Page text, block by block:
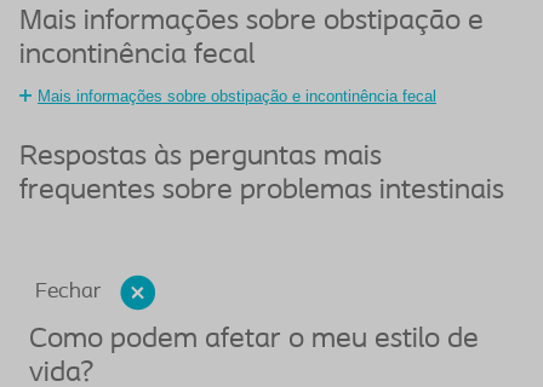
Mais informações sobre obstipação e
incontinência fecal
Mais informações sobre obstipação e incontinência fecal
Respostas às perguntas mais
frequentes sobre problemas intestinais
Fechar
Como podem afetar o meu estilo de
vida?